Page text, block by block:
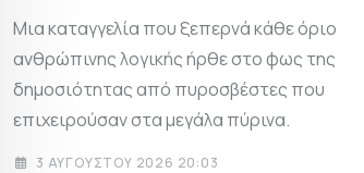
Μια καταγγελία που ξεπερνά κάθε όριο
ανθρώπινης λογικής ήρθε στο φως της
δημοσιότητας από πυροσβέστες που
επιχειρούσαν στα μεγάλα πύρινα.
3 ΑΥΓΟΎΣΤΟΥ 2026 20:03